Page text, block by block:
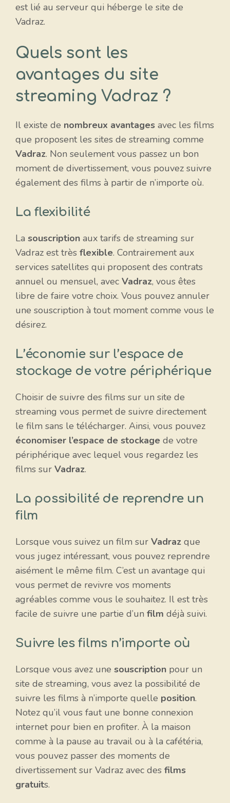
est lié au serveur qui héberge le site de
Vadraz.
Quels sont les
avantages du site
streaming Vadraz ?
Il existe de nombreux avantages avec les films
que proposent les sites de streaming comme
Vadraz. Non seulement vous passez un bon
moment de divertissement, vous pouvez suivre
également des films à partir de n’importe où.
La flexibilité
La souscription aux tarifs de streaming sur
Vadraz est très flexible. Contrairement aux
services satellites qui proposent des contrats
annuel ou mensuel, avec Vadraz, vous êtes
libre de faire votre choix. Vous pouvez annuler
une souscription à tout moment comme vous le
désirez.
L’économie sur l’espace de
stockage de votre périphérique
Choisir de suivre des films sur un site de
streaming vous permet de suivre directement
le film sans le télécharger. Ainsi, vous pouvez
économiser l’espace de stockage de votre
périphérique avec lequel vous regardez les
films sur Vadraz.
La possibilité de reprendre un
film
Lorsque vous suivez un film sur Vadraz que
vous jugez intéressant, vous pouvez reprendre
aisément le même film. C’est un avantage qui
vous permet de revivre vos moments
agréables comme vous le souhaitez. Il est très
facile de suivre une partie d’un film déjà suivi.
Suivre les films n’importe où
Lorsque vous avez une souscription pour un
site de streaming, vous avez la possibilité de
suivre les films à n’importe quelle position.
Notez qu’il vous faut une bonne connexion
internet pour bien en profiter. À la maison
comme à la pause au travail ou à la cafétéria,
vous pouvez passer des moments de
divertissement sur Vadraz avec des films
gratuits.